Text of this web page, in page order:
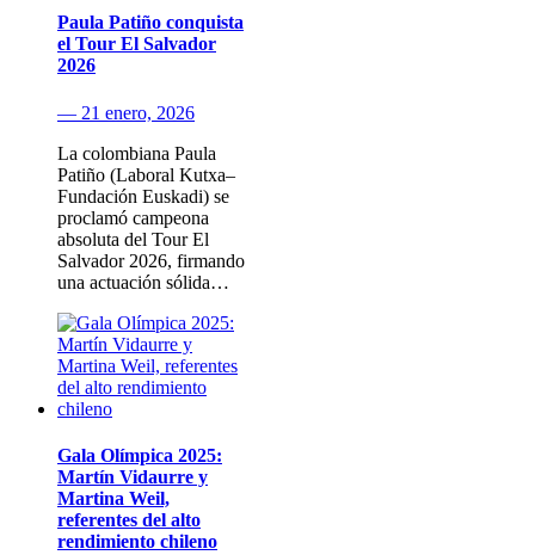
Paula Patiño conquista
el Tour El Salvador
2026
— 21 enero, 2026
La colombiana Paula
Patiño (Laboral Kutxa–
Fundación Euskadi) se
proclamó campeona
absoluta del Tour El
Salvador 2026, firmando
una actuación sólida…
Gala Olímpica 2025:
Martín Vidaurre y
Martina Weil,
referentes del alto
rendimiento chileno